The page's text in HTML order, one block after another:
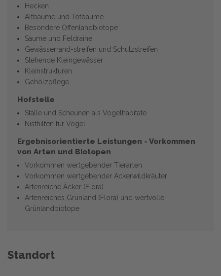
Hecken
Altbäume und Totbäume
Besondere Offenlandbiotope
Säume und Feldraine
Gewässerrand-streifen und Schutzstreifen
Stehende Kleingewässer
Kleinstrukturen
Gehölzpflege
Hofstelle
Ställe und Scheunen als Vogelhabitate
Nisthilfen für Vögel
Ergebnisorientierte Leistungen - Vorkommen
von Arten und Biotopen
Vorkommen wertgebender Tierarten
Vorkommen wertgebender Ackerwildkräuter
Artenreiche Äcker (Flora)
Artenreiches Grünland (Flora) und wertvolle
Grünlandbiotope
Standort